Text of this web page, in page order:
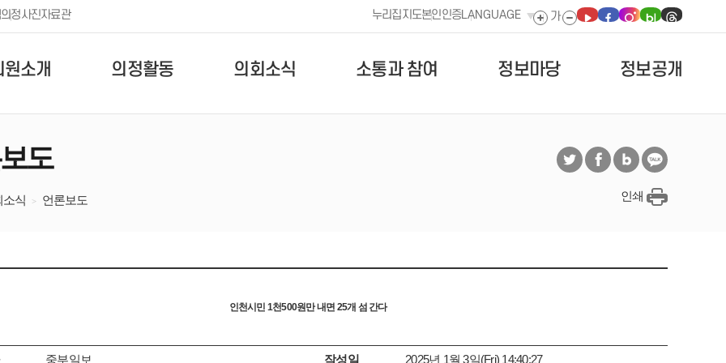
의정사진자료관 누리집지도본인인증LANGUAGE
원소개 의정활동 의회소식 소통과 참여 정보마당 정보공개
도
소식 언론보도 인쇄
인천시민 1천500원만 내면 25개 섬 간다
중부일보 작성일 2025년 1월 3일(Fri) 14:40:27